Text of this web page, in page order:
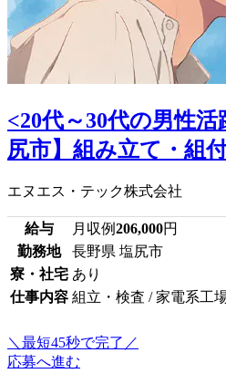
<20代～30代の男性
尻市】組み立て・組
エヌエス・テック株式会社
給与 月収例206,000円
勤務地
長野県 塩尻市
寮・社宅 あり
仕事内容 組立・検査 / 家電系工
＼最短45秒で完了／
応募へ進む